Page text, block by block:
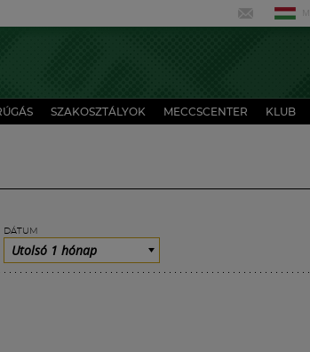
SZAKOSZTÁLYOK MECCSCENTER KLUB
DÁTUM
Utolsó 1 hónap